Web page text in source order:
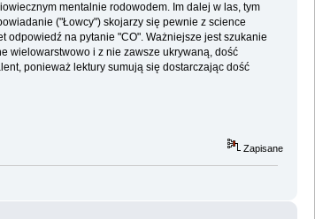
mentalnie rodowodem. Im dalej w las, tym
("Łowcy") skojarzy się pewnie z science
odpowiedź na pytanie "CO". Ważniejsze jest szukanie
wielowarstwowo i z nie zawsze ukrywaną, dość
ponieważ lektury sumują się dostarczając dość
Zapisane